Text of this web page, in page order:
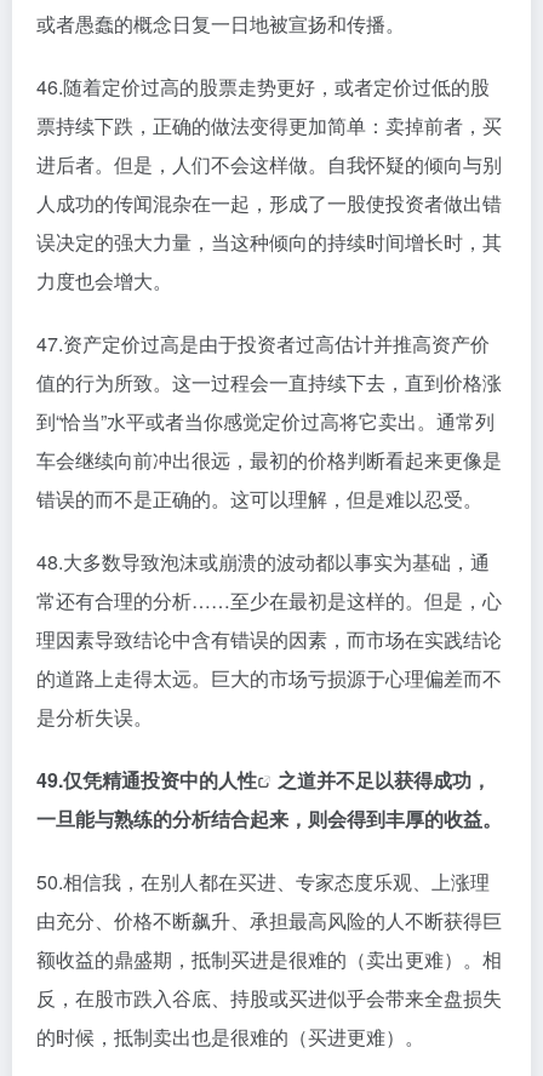
或者愚蠢的概念日复一日地被宣扬和传播。
46.随着定价过高的股票走势更好，或者定价过低的股
票持续下跌，正确的做法变得更加简单：卖掉前者，买
进后者。但是，人们不会这样做。自我怀疑的倾向与别
人成功的传闻混杂在一起，形成了一股使投资者做出错
误决定的强大力量，当这种倾向的持续时间增长时，其
力度也会增大。
47.资产定价过高是由于投资者过高估计并推高资产价
值的行为所致。这一过程会一直持续下去，直到价格涨
到“恰当”水平或者当你感觉定价过高将它卖出。通常列
车会继续向前冲出很远，最初的价格判断看起来更像是
错误的而不是正确的。这可以理解，但是难以忍受。
48.大多数导致泡沫或崩溃的波动都以事实为基础，通
常还有合理的分析……至少在最初是这样的。但是，心
理因素导致结论中含有错误的因素，而市场在实践结论
的道路上走得太远。巨大的市场亏损源于心理偏差而不
是分析失误。
49.仅凭精通投资中的人性
之道并不足以获得成功，
一旦能与熟练的分析结合起来，则会得到丰厚的收益。
50.相信我，在别人都在买进、专家态度乐观、上涨理
由充分、价格不断飙升、承担最高风险的人不断获得巨
额收益的鼎盛期，抵制买进是很难的（卖出更难）。相
反，在股市跌入谷底、持股或买进似乎会带来全盘损失
的时候，抵制卖出也是很难的（买进更难）。